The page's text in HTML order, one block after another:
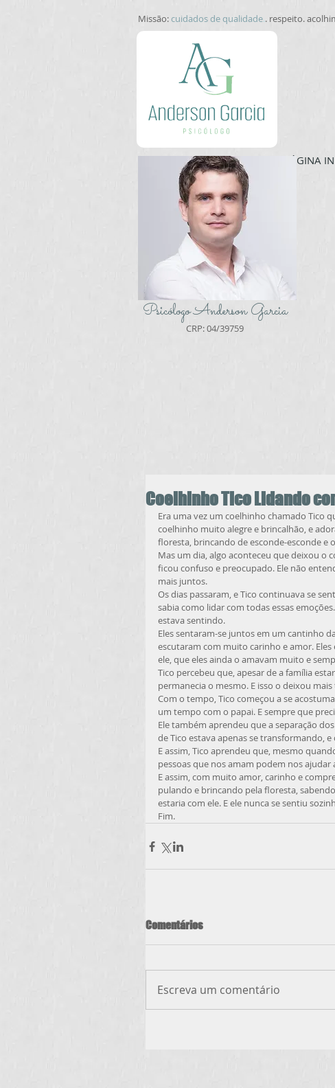
Missão:cuidados de qualidade.. respeito.
PÁGINA
Psicólogo Anderson Garcia
CRP: 04/39759
Coelhinho Tico Lidando
Era uma vez um coelhinho chamado Tico
coelhinho muito alegre e brincalhão, e
floresta, brincando de esconde-esconde
Mas um dia, algo aconteceu que deixou o
ficou confuso e preocupado. Ele não
mais juntos.
Os dias passaram, e Tico continuava se
sabia como lidar com todas essas
estava sentindo.
Eles sentaram-se juntos em um cantinho
escutaram com muito carinho e amor.
ele, que eles ainda o amavam muito e
Tico percebeu que, apesar de a família
permanecia o mesmo. E isso o deixou
Com o tempo, Tico começou a se
um tempo com o papai. E sempre que
Ele também aprendeu que a separação
de Tico estava apenas se transformando,
E assim, Tico aprendeu que, mesmo
pessoas que nos amam podem nos
E assim, com muito amor, carinho e
pulando e brincando pela floresta,
estaria com ele. E ele nunca se sentiu
Fim.
Comentários
Escreva um comentário